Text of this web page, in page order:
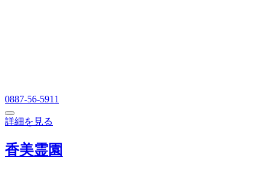
0887-56-5911
詳細を見る
香美霊園